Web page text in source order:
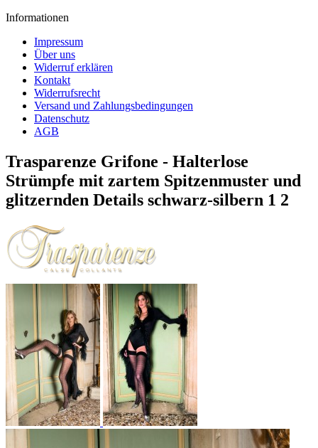
Informationen
Impressum
Über uns
Widerruf erklären
Kontakt
Widerrufsrecht
Versand und Zahlungsbedingungen
Datenschutz
AGB
Trasparenze Grifone - Halterlose
Strümpfe mit zartem Spitzenmuster und
glitzernden Details schwarz-silbern 1 2